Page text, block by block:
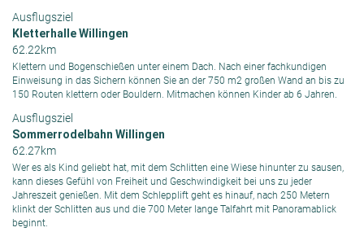
Ausflugsziel
Kletterhalle Willingen
62.22km
Klettern und Bogenschießen unter einem Dach. Nach einer fachkundigen
Einweisung in das Sichern können Sie an der 750 m2 großen Wand an bis zu
150 Routen klettern oder Bouldern. Mitmachen können Kinder ab 6 Jahren.
Ausflugsziel
Sommerrodelbahn Willingen
62.27km
Wer es als Kind geliebt hat, mit dem Schlitten eine Wiese hinunter zu sausen,
kann dieses Gefühl von Freiheit und Geschwindigkeit bei uns zu jeder
Jahreszeit genießen. Mit dem Schlepplift geht es hinauf, nach 250 Metern
klinkt der Schlitten aus und die 700 Meter lange Talfahrt mit Panoramablick
beginnt.